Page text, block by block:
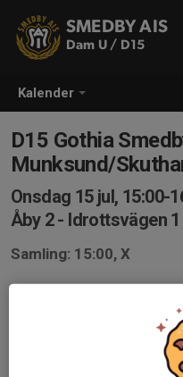
Kalender
SMEDBY AIS
Dam U / D15
D15 Gothia
Munksund/
Onsdag 15 jul, 15:00-
Åby 2 - Idrottsvägen
Samling: 15:00, X